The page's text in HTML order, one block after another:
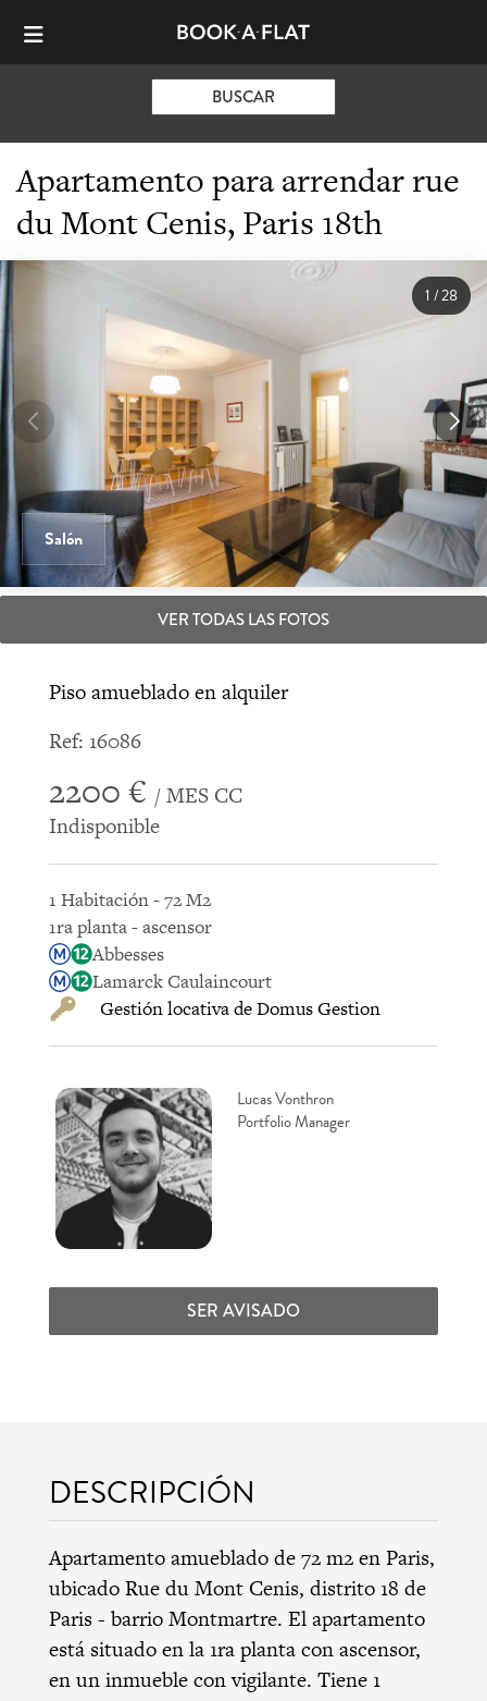
BUSCAR
Apartamento para arrendar rue
du Mont Cenis, Paris 18th
Salón
1 /28
VER TODAS LAS FOTOS
Piso amueblado en alquiler
Ref: 16086
2200 € / MES CC
Indisponible
1 Habitación - 72 M2
1ra planta - ascensor
Abbesses
Lamarck Caulaincourt
Gestión locativa de Domus Gestion
Lucas Vonthron
Portfolio Manager
SER AVISADO
DESCRIPCIÓN
Apartamento amueblado de 72 m2 en Paris,
ubicado Rue du Mont Cenis, distrito 18 de
Paris- barrio Montmartre. El apartamento
está situado en la 1ra planta con ascensor,
en un inmueble con vigilante. Tiene 1